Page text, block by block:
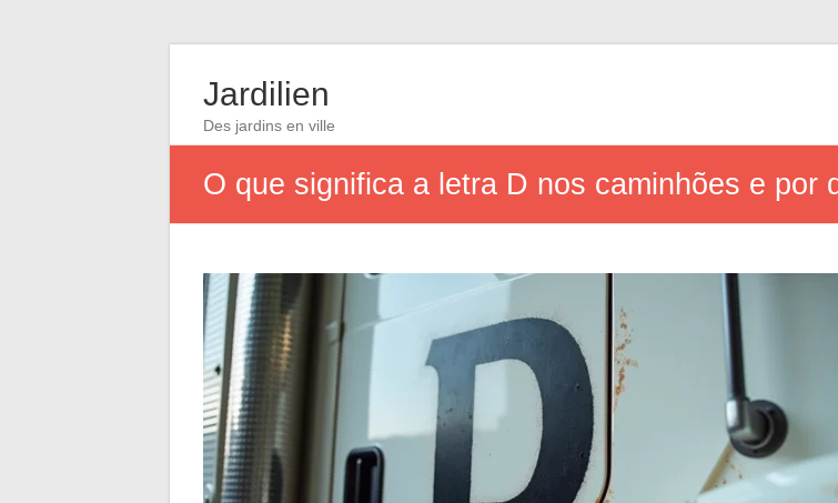
Jardilien
Des jardins en ville
O que significa a letra D nos caminhões e por